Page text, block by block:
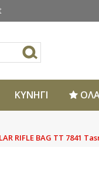
ΚΥΝΗΓΙ
RIFLE BAG TT 7841